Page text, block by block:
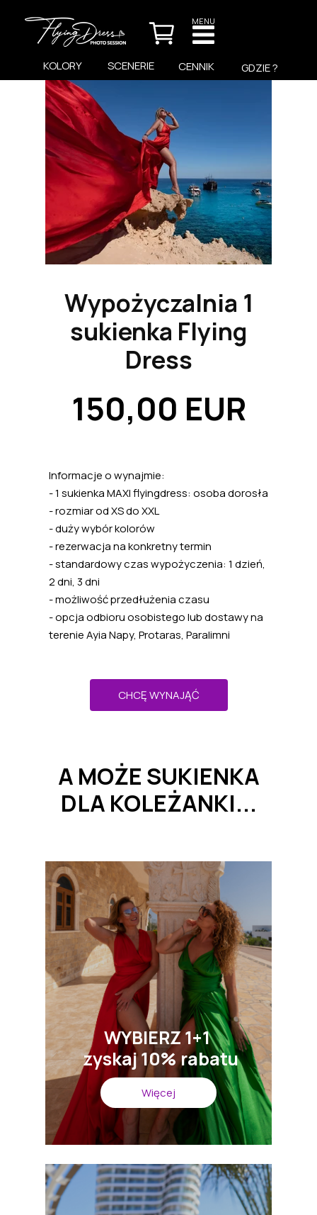
MENU
KOLORY SCENERIE CENNIK GDZIE ?
CHCĘ WYNAJĄĆ
Informacje o wynajmie:
- 1 sukienka MAXI flyingdress: osoba dorosła
- rozmiar od XS do XXL
- duży wybór kolorów
- rezerwacja na konkretny termin
- standardowy czas wypożyczenia: 1 dzień,
2 dni, 3 dni
- możliwość przedłużenia czasu
- opcja odbioru osobistego lub dostawy na
terenie Ayia Napy, Protaras, Paralimni
150,00 EUR
Wypożyczalnia 1
sukienka Flying
Dress
A MOŻE SUKIENKA
DLA KOLEŻANKI...
Więcej
WYBIERZ 1+1
zyskaj 10% rabatu